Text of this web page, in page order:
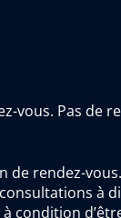
Pas de
rendez-
à
condition